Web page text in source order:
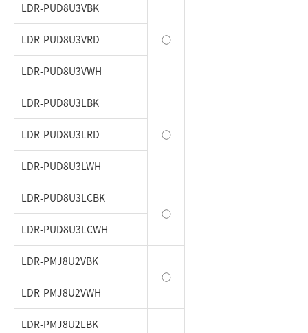
LDR-PUD8U3VBK
○
LDR-PUD8U3VRD
LDR-PUD8U3VWH
LDR-PUD8U3LBK
○
LDR-PUD8U3LRD
LDR-PUD8U3LWH
LDR-PUD8U3LCBK
○
LDR-PUD8U3LCWH
LDR-PMJ8U2VBK
○
LDR-PMJ8U2VWH
LDR-PMJ8U2LBK